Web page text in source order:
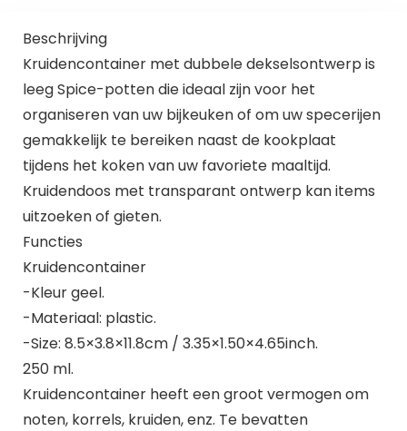
Beschrijving
Kruidencontainer met dubbele dekselsontwerp is
leeg Spice-potten die ideaal zijn voor het
organiseren van uw bijkeuken of om uw specerijen
gemakkelijk te bereiken naast de kookplaat
tijdens het koken van uw favoriete maaltijd.
Kruidendoos met transparant ontwerp kan items
uitzoeken of gieten.
Functies
Kruidencontainer
-Kleur geel.
-Materiaal: plastic.
-Size: 8.5×3.8×11.8cm / 3.35×1.50×4.65inch.
250 ml.
Kruidencontainer heeft een groot vermogen om
noten, korrels, kruiden, enz. Te bevatten